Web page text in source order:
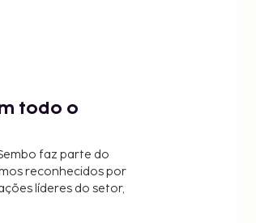
todo o
faz parte do
reconhecidos por
líderes do setor,